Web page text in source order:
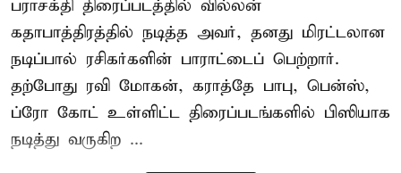
பராசக்தி திரைப்படத்தில் வில்லன்
கதாபாத்திரத்தில் நடித்த அவர், தனது மிரட்டலான
நடிப்பால் ரசிகர்களின் பாராட்டைப் பெற்றார்.
தற்போது ரவி மோகன், கராத்தே பாபு, பென்ஸ்,
ப்ரோ கோட் உள்ளிட்ட திரைப்படங்களில் பிஸியாக
நடித்து வருகிற ...